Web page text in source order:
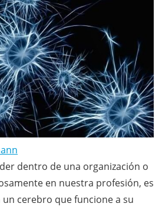
dentro de una organización o
en nuestra profesión, es
cerebro que funcione a su